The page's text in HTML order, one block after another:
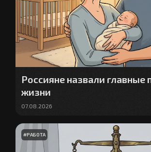
Россияне назвали главные
жизни
07.08.2026
#РАБОТА